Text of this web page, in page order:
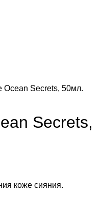
Ocean Secrets, 50мл.
Secrets,
коже сияния.